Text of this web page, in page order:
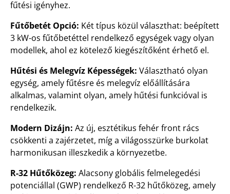
fűtési igényhez.
Fűtőbetét Opció: Két típus közül választhat: beépített
3 kW-os fűtőbetéttel rendelkező egységek vagy olyan
modellek, ahol ez kötelező kiegészítőként érhető el.
Hűtési és Melegvíz Képességek: Választható olyan
egység, amely fűtésre és melegvíz előállítására
alkalmas, valamint olyan, amely hűtési funkcióval is
rendelkezik.
Modern Dizájn: Az új, esztétikus fehér front rács
csökkenti a zajérzetet, míg a világosszürke burkolat
harmonikusan illeszkedik a környezetbe.
R-32 Hűtőközeg: Alacsony globális felmelegedési
potenciállal (GWP) rendelkező R-32 hűtőközeg, amely